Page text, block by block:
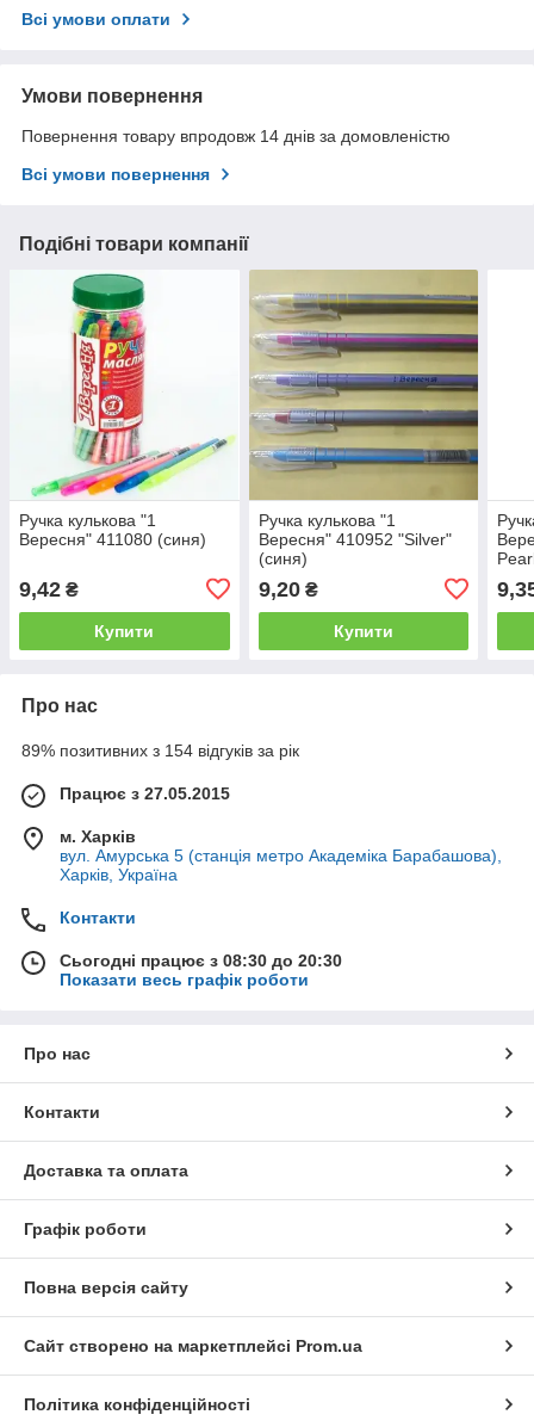
Всі умови оплати
Умови повернення
Повернення товару впродовж 14 днів за домовленістю
Всі умови повернення
Подібні товари компанії
Ручка кулькова "1
Вересня" 411080 (синя)
9,42 ₴
Купити
Ручка кулькова "1
Вересня" 410952 "Silver"
(синя)
9,20₴
Купити
Про нас
89% позитивних з 154 відгуків за рік
Працює з 27.05.2015
м. Харків
вул. Амурська 5 (станція метро Академіка Барабашова),
Харків, Україна
Контакти
Сьогодні працює з 08:30 до 20:30
Показати весь графік роботи
Про нас
Контакти
Доставка та оплата
Графік роботи
Повна версія сайту
Сайт створено на маркетплейсі Prom.ua
Політика конфіденційності